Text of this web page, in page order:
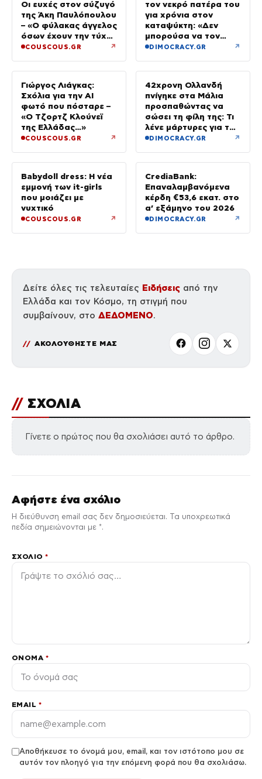
Οι ευχές στον σύζυγό
της Άκη Παυλόπουλου
– «Ο φύλακας άγγελος
όσων έχουν την τύχη
να βρίσκονται κοντά
COUSCOUS.GR ↗
τον νεκρό πατέρα του
για χρόνια στον
καταψύκτη: «Δεν
μπορούσα να τον
αποχωριστώ»
DIMOCRACY.GR ↗
Γιώργος Λιάγκας:
Σχόλια για την ΑΙ
φωτό που πόσταρε –
«Ο Τζορτζ Κλούνεϊ
της Ελλάδας…»
COUSCOUS.GR ↗
42χρονη Ολλανδή
πνίγηκε στα Μάλια
προσπαθώντας να
σώσει τη φίλη της: Τι
λένε μάρτυρες για τον
πανικό
DIMOCRACY.GR ↗
Babydoll dress: Η νέα
εμμονή των it-girls
που μοιάζει με
νυχτικό
COUSCOUS.GR ↗
CrediaBank:
Επαναλαμβανόμενα
κέρδη €53,6 εκατ. στο
α’ εξάμηνο του 2026
DIMOCRACY.GR ↗
Δείτε όλες τις τελευταίες Ειδήσεις από την
Ελλάδα και τον Κόσμο, τη στιγμή που
συμβαίνουν, στο ΔΕΔΟΜΕΝΟ.
ΑΚΟΛΟΥΘΗΣΤΕ ΜΑΣ
// ΣΧΟΛΙΑ
Γίνετε ο πρώτος που θα σχολιάσει αυτό το άρθρο.
Αφήστε ένα σχόλιο
Η διεύθυνση email σας δεν δημοσιεύεται. Τα υποχρεωτικά
πεδία σημειώνονται με *.
ΣΧΌΛΙΟ*
ΌΝΟΜΑ *
EMAIL *
Αποθήκευσε το όνομά μου, email, και τον ιστότοπο μου σε
αυτόν τον πλοηγό για την επόμενη φορά που θα σχολιάσω.